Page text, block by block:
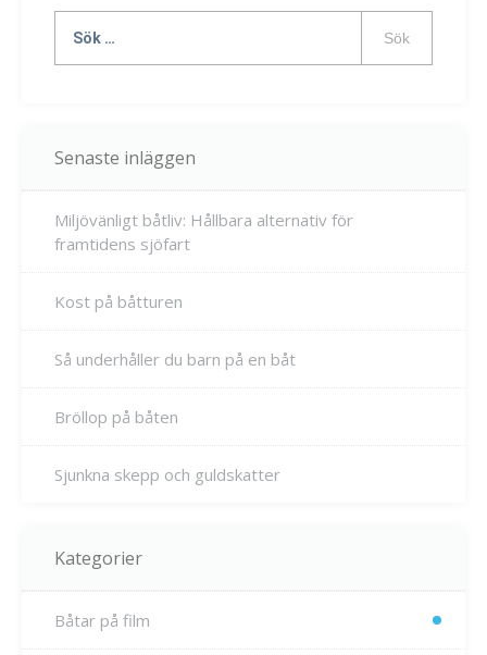
efter:
Senaste inläggen
Miljövänligt båtliv: Hållbara alternativ för
framtidens sjöfart
Kost på båtturen
Så underhåller du barn på en båt
Bröllop på båten
Sjunkna skepp och guldskatter
Kategorier
Båtar på film